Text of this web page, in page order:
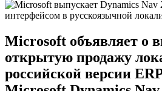
Microsoft объявляет о
открытую продажу
российской версии